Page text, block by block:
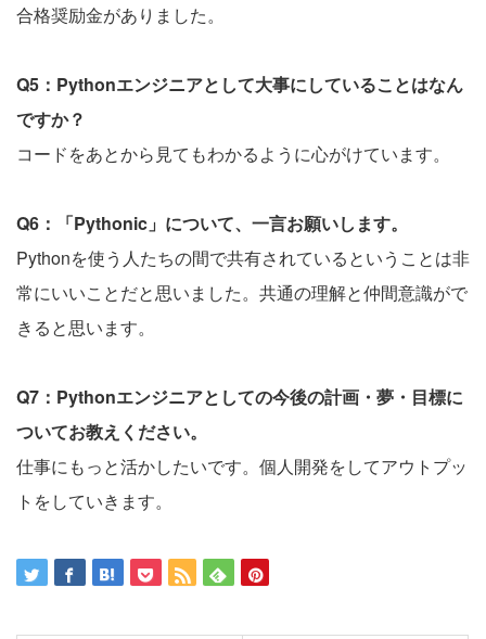
合格奨励金がありました。
Q5：Pythonエンジニアとして大事にしていることはなん
ですか？
コードをあとから見てもわかるように心がけています。
Q6：「Pythonic」について、一言お願いします。
Pythonを使う人たちの間で共有されているということは非
常にいいことだと思いました。共通の理解と仲間意識がで
きると思います。
Q7：Pythonエンジニアとしての今後の計画・夢・目標に
ついてお教えください。
仕事にもっと活かしたいです。個人開発をしてアウトプッ
トをしていきます。